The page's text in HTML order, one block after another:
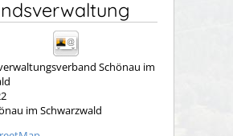
Schönau im
im Schwarzwald